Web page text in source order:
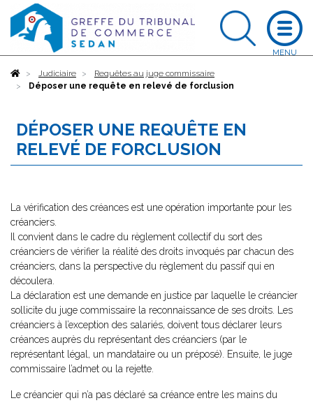
AccueilJudiciaire
Requêtes au juge commissaire
Déposer une requête en relevé de forclusion
DÉPOSER UNE REQUÊTE EN
RELEVÉ DE FORCLUSION
La vérification des créances est une opération importante pour les
créanciers.
Il convient dans le cadre du règlement collectif du sort des
créanciers de vérifier la réalité des droits invoqués par chacun des
créanciers, dans la perspective du règlement du passif qui en
découlera.
La déclaration est une demande en justice par laquelle le créancier
sollicite du juge commissaire la reconnaissance de ses droits. Les
créanciers à l’exception des salariés, doivent tous déclarer leurs
créances auprès du représentant des créanciers (par le
représentant légal, un mandataire ou un préposé). Ensuite, le juge
commissaire l’admet ou la rejette.
Le créancier qui n’a pas déclaré sa créance entre les mains du